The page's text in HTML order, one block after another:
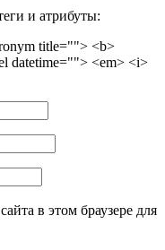
и атрибуты:
title=""> <b>
datetime=""> <em> <i>
в этом браузере для